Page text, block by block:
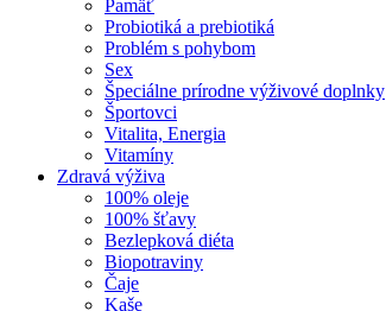
Pamäť
Probiotiká a prebiotiká
Problém s pohybom
Sex
Špeciálne prírodne výživové doplnky
Športovci
Vitalita, Energia
Vitamíny
Zdravá výživa
100% oleje
100% šťavy
Bezlepková diéta
Biopotraviny
Čaje
Kaše